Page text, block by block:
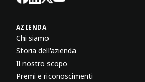
AZIENDA
Chi siamo
Storia dell'azienda
Il nostro scopo
Premi e riconoscimenti